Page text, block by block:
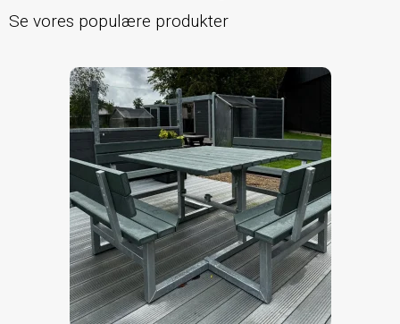
Se vores populære produkter